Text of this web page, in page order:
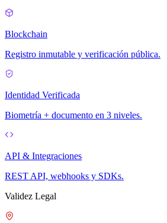
Blockchain
Registro inmutable y verificación pública.
Identidad Verificada
Biometría + documento en 3 niveles.
API & Integraciones
REST API, webhooks y SDKs.
Validez Legal